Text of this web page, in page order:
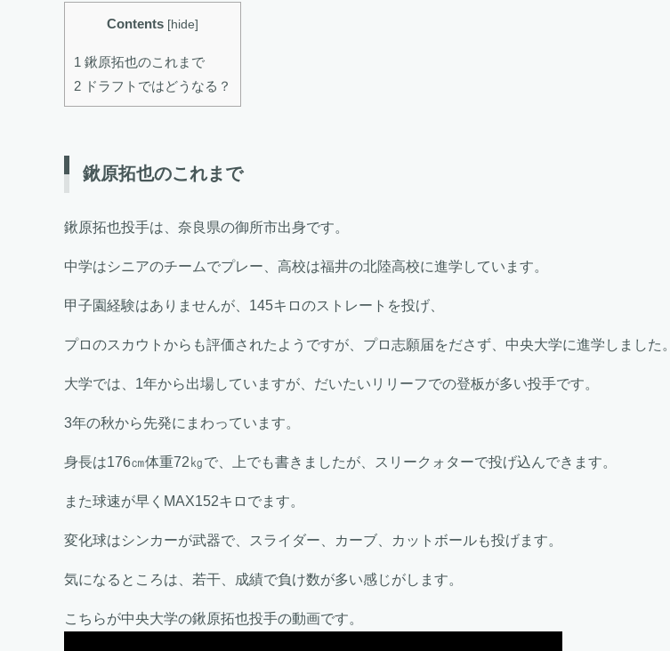
Contents [hide]
1 鍬原拓也のこれまで
2 ドラフトではどうなる？
鍬原拓也のこれまで
鍬原拓也投手は、奈良県の御所市出身です。
中学はシニアのチームでプレー、高校は福井の北陸高校に進学しています。
甲子園経験はありませんが、145キロのストレートを投げ、
プロのスカウトからも評価されたようですが、プロ志願届をださず、中央大学に進学しました。
大学では、1年から出場していますが、だいたいリリーフでの登板が多い投手です。
3年の秋から先発にまわっています。
身長は176㎝体重72㎏で、上でも書きましたが、スリークォターで投げ込んできます。
また球速が早くMAX152キロでます。
変化球はシンカーが武器で、スライダー、カーブ、カットボールも投げます。
気になるところは、若干、成績で負け数が多い感じがします。
こちらが中央大学の鍬原拓也投手の動画です。